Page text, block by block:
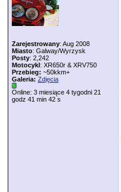
Zarejestrowany: Aug 2008
Miasto: Galway/Wyrzysk
Posty: 2,242
Motocykl: XR650r & XRV750
Przebieg: ~50kkm+
Galeria: Zdjęcia
Online: 3 miesiące 4 tygodni 21
godz 41 min 42 s